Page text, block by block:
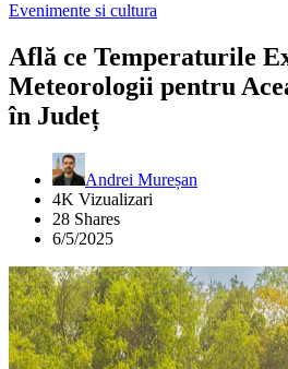
Evenimente si cultura
Află ce Temperaturile
Meteorologii pentru
în Județ
Andrei Mureșan
4K Vizualizari
28 Shares
6/5/2025